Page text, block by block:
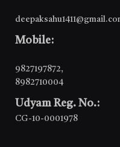
Mobile:
9827197872,
8982710004
Udyam Reg. No.:
CG-10-0001978